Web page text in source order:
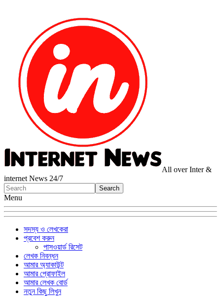
All over Inter &
internet News 24/7
Menu
সদস্য ও লেখকেরা
প্রবেশ করুন
পাসওয়ার্ড রিসেট
লেখক নিবন্ধন
আমার অ্যাকাউন্ট
আমার প্রোফাইল
আমার লেখক বোর্ড
নতুন কিছু লিখুন